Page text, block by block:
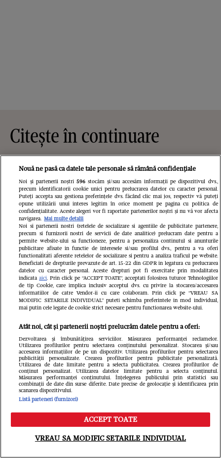
Citește în continuare
Ce s-a întâmplat cu Iustina Loghin și
Cornel Luchian după experiența
Insula iubirii. S-au căsătorit, au
devenit părinții unei fetițe, iar ea este
însărcinată cu băiețel
Meniu Caută
Nouă ne pasă ca datele tale personale să rămână confidențiale
Noi și partenerii noștri 596stocăm și/sau accesăm informații pe dispozitivul dvs.,
precum identificatorii cookie unici pentru prelucrarea datelor cu caracter personal.
Puteți accepta sau gestiona preferințele dvs. făcând clic mai jos, respectiv vă puteți
opune utilizării unui interes legitim în orice moment pe pagina cu politica de
confidențialitate. Aceste alegeri vor fi raportate partenerilor noștri și nu vă vor afecta
navigarea. Mai multe detalii
Noi si partenerii nostri (retelele de socializare si agentiile de publicitate partenere,
precum si furnizorii nostri de servicii de date analitice) prelucram date pentru a
permite website-ului sa functioneze, pentru a personaliza continutul si anunturile
publicitare afisate in functie de interesele si/sau profilul dvs., pentru a va oferi
functionalitati aferente retelelor de socializare si pentru a analiza traficul pe website.
Beneficiati de drepturile prevazute de art. 15-22 din GDPR in legatura cu prelucrarea
datelor cu caracter personal. Aceste drepturi pot fi exercitate prin modalitatea
indicataaici. Prin click pe “ACCEPT TOATE”, acceptati folosirea tuturor Tehnologiilor
de tip Cookie, care implica inclusiv acceptul dvs. cu privire la stocarea/accesarea
informatiilor de catre Vendor-ii cu care colaboram. Prin click pe “VREAU SA
MODIFIC SETARILE INDIVIDUAL” puteti schimba preferintele in mod individual,
mai putin cele legate de cookie strict necesare pentru functionarea website-ului.
Atât noi, cât și partenerii noștri prelucrăm datele pentru a oferi:
Dezvoltarea și îmbunătățirea serviciilor. Măsurarea performanței reclamelor.
Utilizarea profilurilor pentru selectarea conținutului personalizat. Stocarea și/sau
accesarea informațiilor de pe un dispozitiv. Utilizarea profilurilor pentru selectarea
publicității personalizate. Crearea profilurilor pentru publicitate personalizată.
Utilizarea de date limitate pentru a selecta publicitatea. Crearea profilurilor de
conținut personalizat. Utilizarea datelor limitate pentru a selecta conținutul.
Măsurarea performanței conținutului. Înțelegerea publicului prin statistici sau
combinații de date din surse diferite. Date precise de geolocație și identificarea prin
scanarea dispozitivului.
Listă parteneri (furnizori)
ACCEPT TOATE
VREAU SA MODIFIC SETARILE INDIVIDUAL